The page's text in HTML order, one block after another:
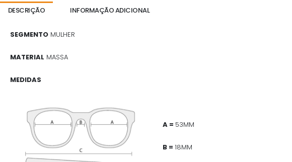
DESCRIÇÃO INFORMAÇÃO ADICIONAL
SEGMENTO MULHER
MATERIAL MASSA
MEDIDAS
A = 53MM
B = 18MM